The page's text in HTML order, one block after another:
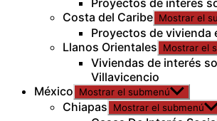
Costa del Caribe Mostrar el
Proyectos de vivienda
Llanos Orientales
Mostrar el
Viviendas de interés
Villavicencio
México
Mostrar el submenú
Chiapas Mostrar el submenú